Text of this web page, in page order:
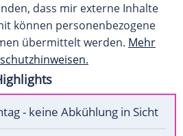
dass mir externe Inhalte
können personenbezogene
übermittelt werden. Mehr
- keine Abkühlung in Sicht